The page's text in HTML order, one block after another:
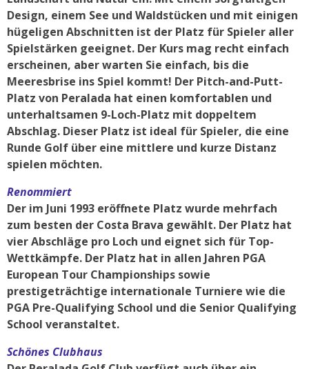
Design, einem See und Waldstücken und mit einigen
hügeligen Abschnitten ist der Platz für Spieler aller
Spielstärken geeignet. Der Kurs mag recht einfach
erscheinen, aber warten Sie einfach, bis die
Meeresbrise ins Spiel kommt! Der Pitch-and-Putt-
Platz von Peralada hat einen komfortablen und
unterhaltsamen 9-Loch-Platz mit doppeltem
Abschlag. Dieser Platz ist ideal für Spieler, die eine
Runde Golf über eine mittlere und kurze Distanz
spielen möchten.
Renommiert
Der im Juni 1993 eröffnete Platz wurde mehrfach
zum besten der Costa Brava gewählt. Der Platz hat
vier Abschläge pro Loch und eignet sich für Top-
Wettkämpfe. Der Platz hat in allen Jahren PGA
European Tour Championships sowie
prestigeträchtige internationale Turniere wie die
PGA Pre-Qualifying School und die Senior Qualifying
School veranstaltet.
Schönes Clubhaus